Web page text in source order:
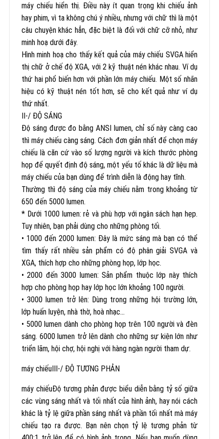
máy chiếu hiển thị. Điều này ít quan trọng khi chiếu ảnh
hay phim, vì ta không chú ý nhiều, nhưng với chữ thì là một
câu chuyện khác hẳn, đặc biệt là đối với chữ cỡ nhỏ, như
minh hoạ dưới đây.
Hình minh hoạ cho thấy kết quả của máy chiếu SVGA hiển
thị chữ ở chế độ XGA, với 2 kỹ thuật nén khác nhau. Ví dụ
thứ hai phổ biến hơn với phần lớn máy chiếu. Một số nhãn
hiệu có kỹ thuật nén tốt hơn, sẽ cho kết quả như ví dụ
thứ nhất.
II-/ ĐỘ SÁNG
Độ sáng được đo bằng ANSI lumen, chỉ số này càng cao
thì máy chiếu càng sáng. Cách đơn giản nhất để chọn máy
chiếu là căn cứ vào số lượng người và kích thước phòng
họp để quyết định độ sáng, một yếu tố khác là dữ liệu mà
máy chiếu của bạn dùng để trình diễn là động hay tĩnh.
Thường thì độ sáng của máy chiếu nằm trong khoảng từ
650 đến 5000 lumen.
* Dưới 1000 lumen: rẻ và phù hợp với ngân sách hạn hẹp.
Tuy nhiên, bạn phải dùng cho những phòng tối.
• 1000 đến 2000 lumen: Đây là mức sáng mà bạn có thể
tìm thấy rất nhiều sản phẩm có độ phân giải SVGA và
XGA, thích hợp cho những phòng họp, lớp học.
• 2000 đến 3000 lumen: Sản phẩm thuộc lớp này thích
hợp cho phòng họp hay lớp học lớn khoảng 100 người.
• 3000 lumen trở lên: Dùng trong những hội trường lớn,
lớp huấn luyện, nhà thờ, hoà nhạc…
• 5000 lumen dành cho phòng họp trên 100 người và đèn
sáng. 6000 lumen trở lên dành cho những sự kiện lớn như
triển lãm, hội chợ, hội nghị với hàng ngàn người tham dự.
máy chiếuIII-/ ĐỘ TƯƠNG PHẢN
máy chiếuĐộ tương phản được biểu diễn bằng tỷ số giữa
các vùng sáng nhất và tối nhất của hình ảnh, hay nói cách
khác là tỷ lệ giữa phần sáng nhất và phần tối nhất mà máy
chiếu tạo ra được. Bạn nên chọn tỷ lệ tương phản từ